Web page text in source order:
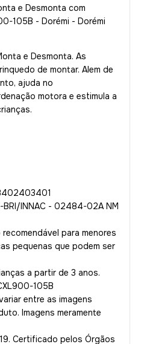
e Desmonta com
105B - Dorémi - Dorémi
e Desmonta. As
de montar. Alem de
ajuda no
motora e estimula a
INNAC - 02484-02A NM
para menores
pequenas que podem ser
a partir de 3 anos.
105B
entre as imagens
Imagens meramente
Certificado pelos Órgãos